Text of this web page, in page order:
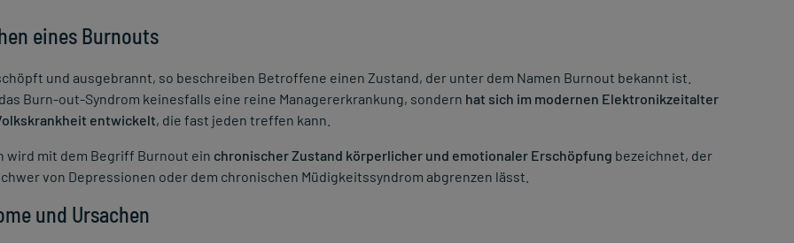
eines Burnouts
und ausgebrannt, so beschreiben Betroffene einen Zustand, der unter dem Namen Burnout bekannt ist.
Burn-out-Syndrom keinesfalls eine reine Managererkrankung, sondern hat sich im modernen Elektronikzeitalter
entwickelt, die fast jeden treffen kann.
wird mit dem Begriff Burnout ein chronischer Zustand körperlicher und emotionaler Erschöpfung bezeichnet, der
von Depressionen oder dem chronischen Müdigkeitssyndrom abgrenzen lässt.
und Ursachen